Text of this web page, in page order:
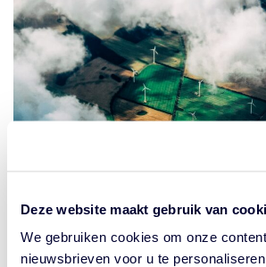
Deze website maakt gebruik van
We gebruiken cookies om onze
nieuwsbrieven voor u te
Leningen om kapitaal
maken